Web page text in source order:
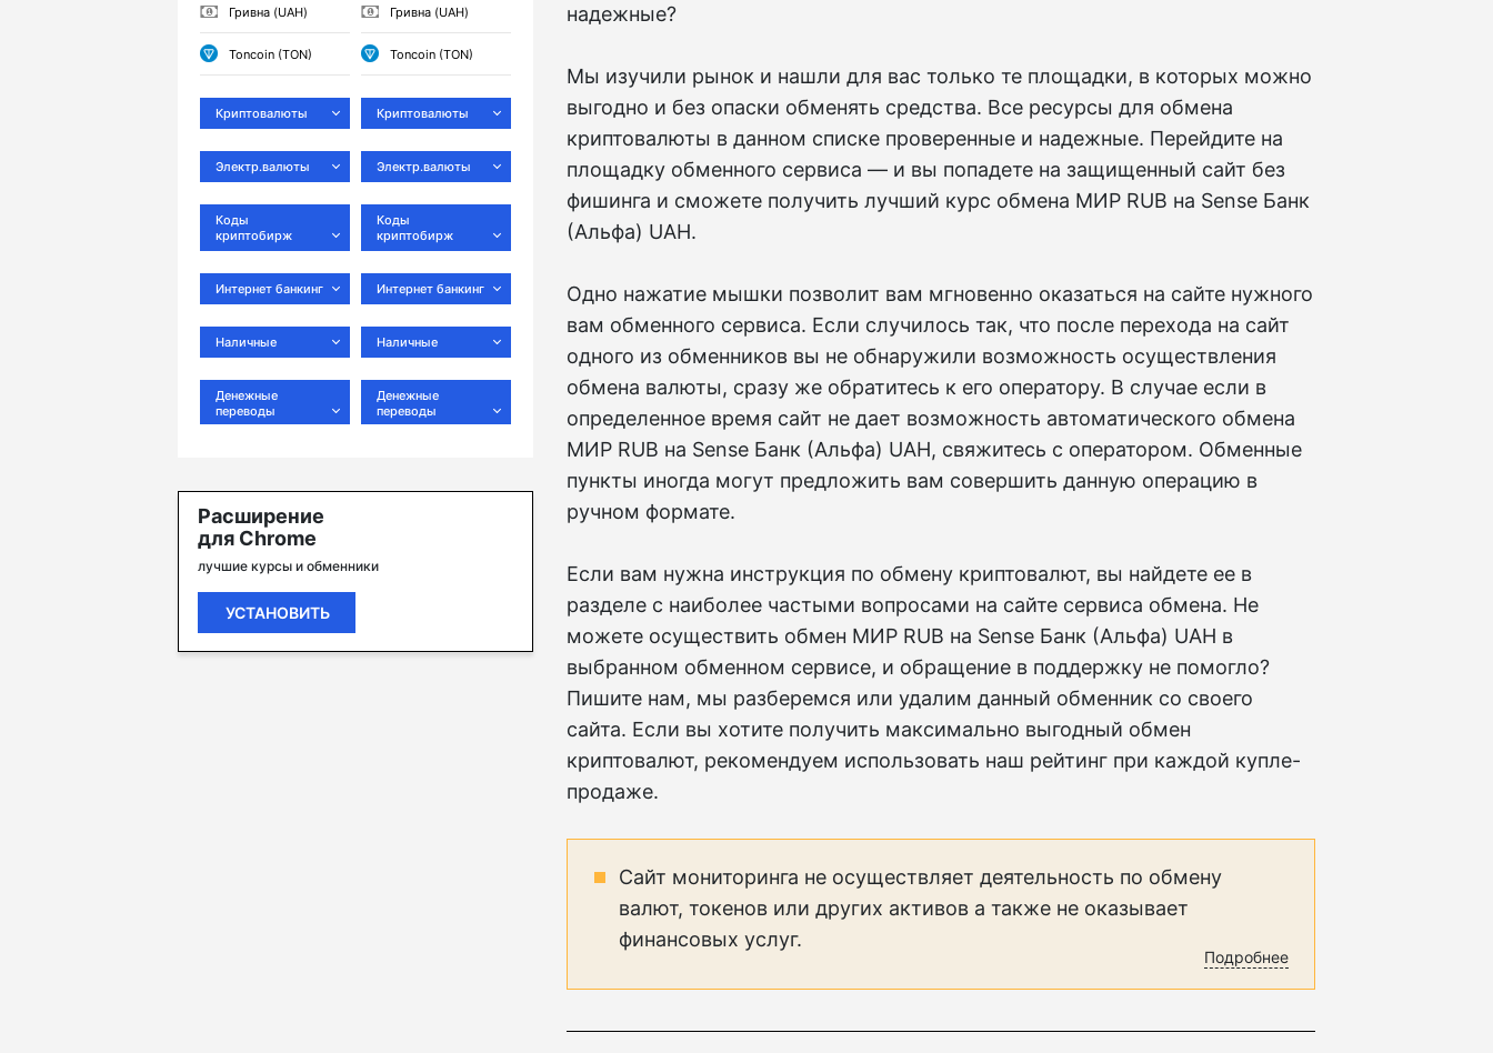
Гривна (UAH)
Toncoin (TON)
Криптовалюты
Электр.валюты
Коды
криптобирж
Интернет банкинг
Наличные
Денежные
переводы
Гривна (UAH)
Toncoin (TON)
Криптовалюты
Электр.валюты
Коды
криптобирж
Интернет банкинг
Наличные
Денежные
переводы
Расширение
для Chrome
лучшие курсы и обменники
УСТАНОВИТЬ
надежные?
Мы изучили рынок и нашли для вас только те площадки, в которых можно
выгодно и без опаски обменять средства. Все ресурсы для обмена
криптовалюты в данном списке проверенные и надежные. Перейдите на
площадку обменного сервиса — и вы попадете на защищенный сайт без
фишинга и сможете получить лучший курс обмена МИР RUB на Sense Банк
(Альфа) UAH.
Одно нажатие мышки позволит вам мгновенно оказаться на сайте нужного
вам обменного сервиса. Если случилось так, что после перехода на сайт
одного из обменников вы не обнаружили возможность осуществления
обмена валюты, сразу же обратитесь к его оператору. В случае если в
определенное время сайт не дает возможность автоматического обмена
МИР RUB на Sense Банк (Альфа) UAH, свяжитесь с оператором. Обменные
пункты иногда могут предложить вам совершить данную операцию в
ручном формате.
Если вам нужна инструкция по обмену криптовалют, вы найдете ее в
разделе с наиболее частыми вопросами на сайте сервиса обмена. Не
можете осуществить обмен МИР RUB на Sense Банк (Альфа) UAH в
выбранном обменном сервисе, и обращение в поддержку не помогло?
Пишите нам, мы разберемся или удалим данный обменник со своего
сайта. Если вы хотите получить максимально выгодный обмен
криптовалют, рекомендуем использовать наш рейтинг при каждой купле-
продаже.
Сайт мониторинга не осуществляет деятельность по обмену
валют, токенов или других активов а также не оказывает
финансовых услуг.
Подробнее